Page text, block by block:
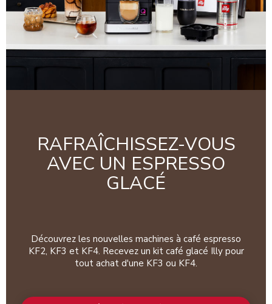
RAFRAÎCHISSEZ-VOUS
AVEC UN ESPRESSO
GLACÉ
Découvrez les nouvelles machines à café espresso
KF2, KF3 et KF4. Recevez un kit café glacé Illy pour
tout achat d'une KF3 ou KF4.